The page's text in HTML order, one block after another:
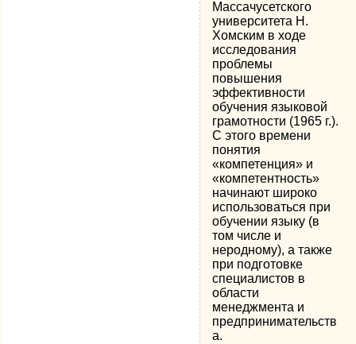
Массачусетского
университета Н.
Хомским в ходе
исследования
проблемы
повышения
эффективности
обучения языковой
грамотности (1965 г.).
С этого времени
понятия
«компетенция» и
«компетентность»
начинают широко
использоваться при
обучении языку (в
том числе и
неродному), а также
при подготовке
специалистов в
области
менеджмента и
предпринимательств
а.